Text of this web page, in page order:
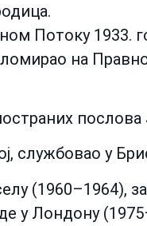
Потоку 1933.
на
послова
службовао у
(1960–1964),
у Лондону